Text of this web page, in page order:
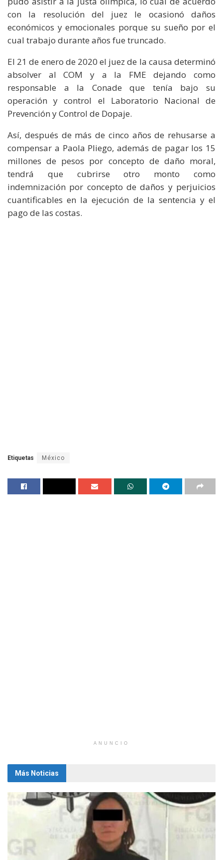
con la resolución del juez le ocasionó daños
económicos y emocionales porque su sueño por el
cual trabajo durante años fue truncado.
El 21 de enero de 2020 el juez de la causa determinó
absolver al COM y a la FME dejando como
responsable a la Conade que tenía bajo su
operación y control el Laboratorio Nacional de
Prevención y Control de Dopaje.
Así, después de más de cinco años de rehusarse a
compensar a Paola Pliego, además de pagar los 15
millones de pesos por concepto de daño moral,
tendrá que cubrirse otro monto como
indemnización por concepto de daños y perjuicios
cuantificables en la ejecución de la sentencia y el
pago de las costas.
Etiquetas México
ANUNCIO
Más Noticias